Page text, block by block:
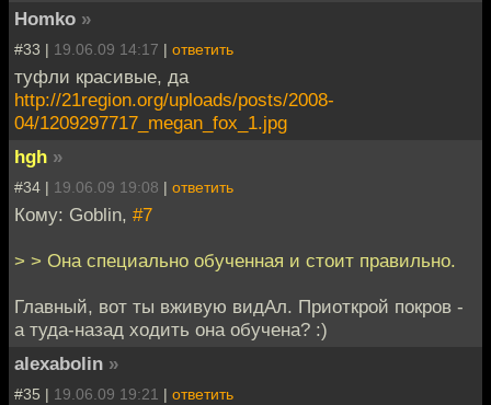
Homko »
#33 | 19.06.09 14:17 | ответить
туфли красивые, да
http://21region.org/uploads/posts/2008-
04/1209297717_megan_fox_1.jpg
hgh »
#34 | 19.06.09 19:08 | ответить
Кому: Goblin, #7
> > Она специально обученная и стоит правильно.
Главный, вот ты вживую видАл. Приоткрой покров -
а туда-назад ходить она обучена? :)
alexabolin »
#35 | 19.06.09 19:21 | ответить